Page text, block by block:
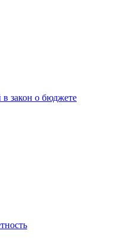
закон о бюджете